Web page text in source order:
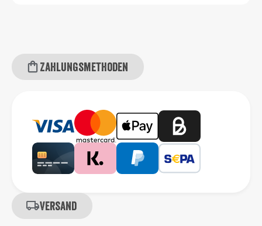
Zahlungsmethoden
Versand